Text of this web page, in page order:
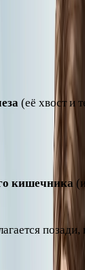
болеть,
или
(её хвост и
кишечника